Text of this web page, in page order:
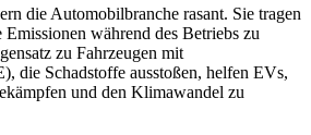
die Automobilbranche rasant. Sie tragen
während des Betriebs zu
zu Fahrzeugen mit
die Schadstoffe ausstoßen, helfen EVs,
und den Klimawandel zu